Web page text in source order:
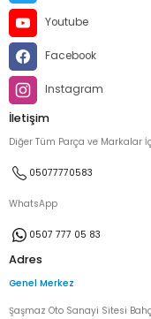
Youtube
Facebook
Instagram
İletişim
Diğer Tüm Parça ve Markalar
05077770583
WhatsApp
0507 777 05 83
Adres
Genel Merkez
Şaşmaz Oto Sanayi Sitesi